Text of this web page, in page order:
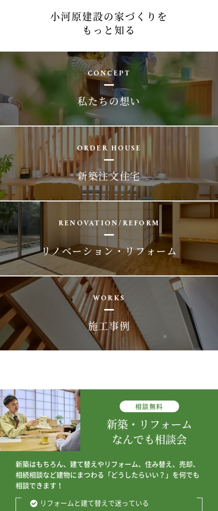
小河原建設の家づくりを
もっと知る
CONCEPT
私たちの想い
ORDER HOUSE
新築注文住宅
RENOVATION/REFORM
リノベーション・リフォーム
WORKS
施工事例
相談無料
新築・リフォーム
なんでも相談会
新築はもちろん、建て替えやリフォーム、住み替え、売却、
相続相談など建物にまつわる「どうしたらいい？」を何でも
相談できます！
リフォームと建て替えで迷っている